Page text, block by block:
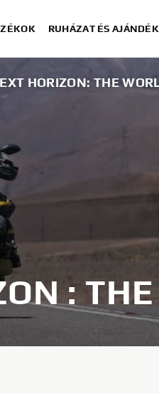
RUHÁZAT ÉS
HORIZON: THE
: